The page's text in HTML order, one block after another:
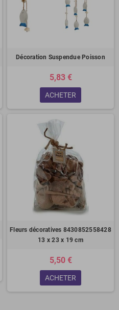
Décoration Suspendue Poisson
5,83 €
ACHETER
Fleurs décoratives 8430852558428
13 x 23 x 19 cm
5,50 €
ACHETER